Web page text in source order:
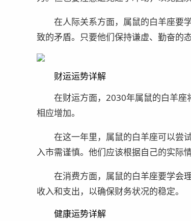
在人际关系方面，属鼠的白羊座要
致的矛盾。只要他们保持谦虚、勤奋的
财运运势详解
在财运方面，2030年属鼠的白羊
相应增加。
在这一年里，属鼠的白羊座可以尝
入市需谨慎。他们应该根据自己的实际
在消费方面，属鼠的白羊座要学会
收入和支出，以确保财务状况的稳定。
健康运势详解